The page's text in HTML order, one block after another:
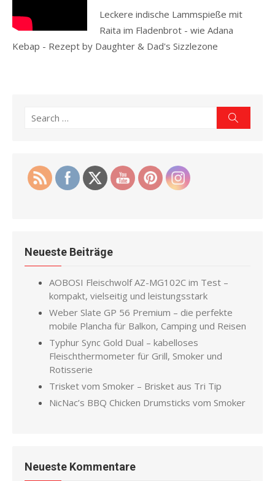
Leckere indische Lammspieße mit
Raita im Fladenbrot - wie Adana
Kebap - Rezept by Daughter & Dad's Sizzlezone
Search
Neueste Beiträge
AOBOSI Fleischwolf AZ-MG102C im Test –
kompakt, vielseitig und leistungsstark
Weber Slate GP 56 Premium – die perfekte
mobile Plancha für Balkon, Camping und Reisen
Typhur Sync Gold Dual – kabelloses
Fleischthermometer für Grill, Smoker und
Rotisserie
Trisket vom Smoker – Brisket aus Tri Tip
NicNac’s BBQ Chicken Drumsticks vom Smoker
Neueste Kommentare